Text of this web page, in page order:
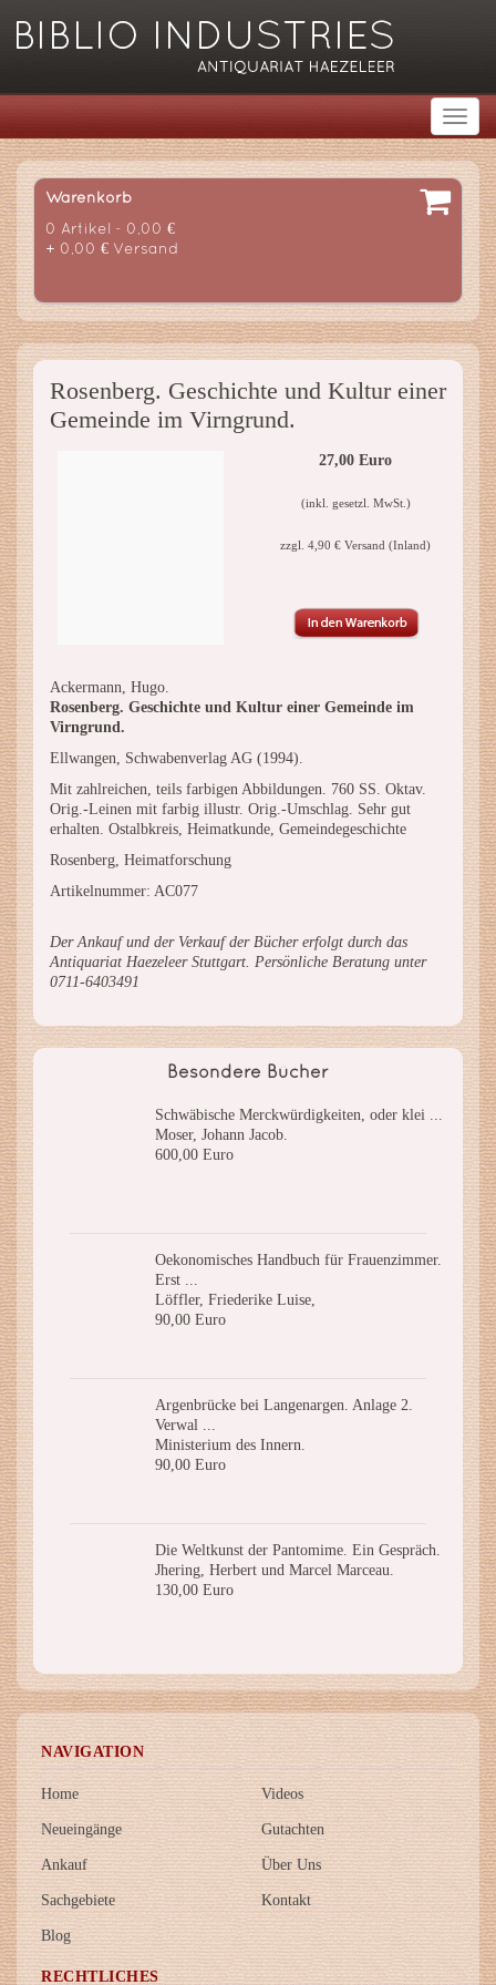
Warenkorb
0 Artikel - 0,00 €
+ 0,00 € Versand
Rosenberg. Geschichte und Kultur einer
Gemeinde im Virngrund.
27,00 Euro
(inkl. gesetzl. MwSt.)
zzgl. 4,90 € Versand (Inland)
Ackermann, Hugo.
Rosenberg. Geschichte und Kultur einer Gemeinde im
Virngrund.
Ellwangen, Schwabenverlag AG (1994).
Mit zahlreichen, teils farbigen Abbildungen. 760 SS. Oktav.
Orig.-Leinen mit farbig illustr. Orig.-Umschlag. Sehr gut
erhalten. Ostalbkreis, Heimatkunde, Gemeindegeschichte
Rosenberg, Heimatforschung
Artikelnummer: AC077
Der Ankauf und der Verkauf der Bücher erfolgt durch das
Antiquariat Haezeleer Stuttgart. Persönliche Beratung unter
0711-6403491
Besondere Bücher
Schwäbische Merckwürdigkeiten, oder klei ...
Moser, Johann Jacob.
600,00 Euro
Oekonomisches Handbuch für Frauenzimmer.
Erst ...
Löffler, Friederike Luise,
90,00 Euro
Argenbrücke bei Langenargen. Anlage 2.
Verwal ...
Ministerium des Innern.
90,00 Euro
Die Weltkunst der Pantomime. Ein Gespräch.
Jhering, Herbert und Marcel Marceau.
130,00 Euro
NAVIGATION
Home
Neueingänge
Ankauf
Sachgebiete
Blog
Videos
Gutachten
Über Uns
Kontakt
RECHTLICHES